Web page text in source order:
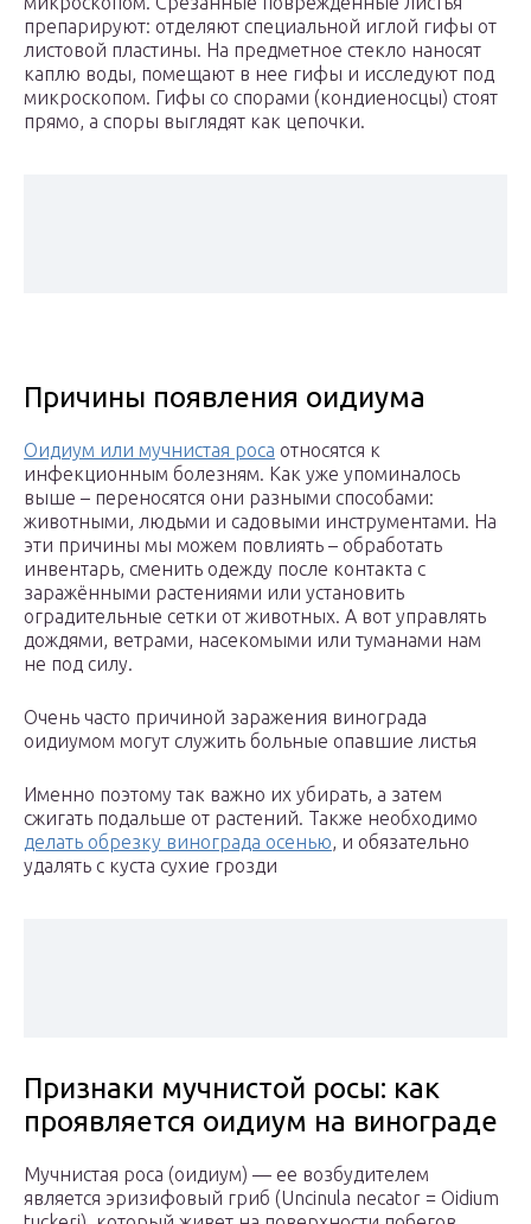
препарируют: отделяют специальной иглой гифы от
листовой пластины. На предметное стекло наносят
каплю воды, помещают в нее гифы и исследуют под
микроскопом. Гифы со спорами (кондиеносцы) стоят
прямо, а споры выглядят как цепочки.
Причины появления оидиума
Оидиум или мучнистая роса относятся к
инфекционным болезням. Как уже упоминалось
выше – переносятся они разными способами:
животными, людьми и садовыми инструментами. На
эти причины мы можем повлиять – обработать
инвентарь, сменить одежду после контакта с
заражёнными растениями или установить
оградительные сетки от животных. А вот управлять
дождями, ветрами, насекомыми или туманами нам
не под силу.
Очень часто причиной заражения винограда
оидиумом могут служить больные опавшие листья
Именно поэтому так важно их убирать, а затем
сжигать подальше от растений. Также необходимо
делать обрезку винограда осенью, и обязательно
удалять с куста сухие грозди
Признаки мучнистой росы: как
проявляется оидиум на винограде
Мучнистая роса (оидиум) — ее возбудителем
является эризифовый гриб (Uncinula necator = Oidium